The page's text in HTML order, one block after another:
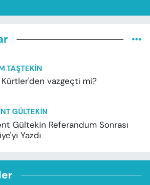
TAŞTEKIN
Kürtler'den vazgeçti mi?
GÜLTEKIN
Gültekin Referandum Sonrası
Yazdı